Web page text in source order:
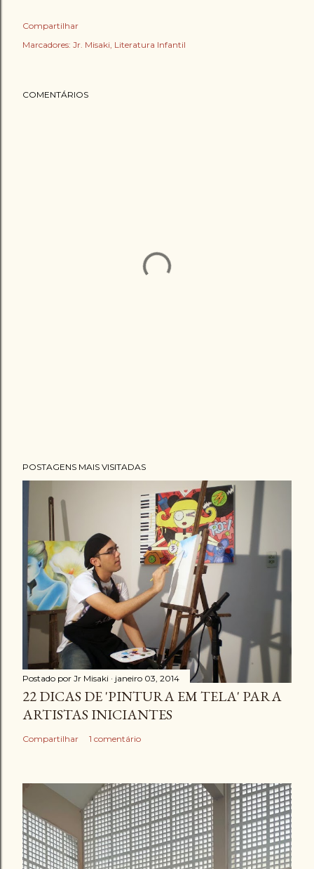
Compartilhar
Marcadores: Jr. Misaki Literatura Infantil
COMENTÁRIOS
POSTAGENS MAIS VISITADAS
Postado por Jr Misaki janeiro 03, 2014
22 DICAS DE 'PINTURA EM TELA' PARA
ARTISTAS INICIANTES
Compartilhar 1 comentário